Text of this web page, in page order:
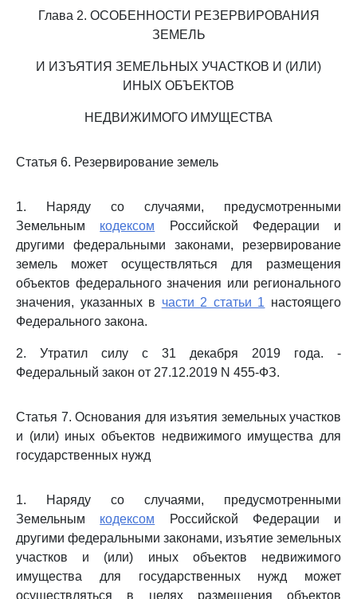
Глава 2. ОСОБЕННОСТИ РЕЗЕРВИРОВАНИЯ
ЗЕМЕЛЬ
И ИЗЪЯТИЯ ЗЕМЕЛЬНЫХ УЧАСТКОВ И (ИЛИ)
ИНЫХ ОБЪЕКТОВ
НЕДВИЖИМОГО ИМУЩЕСТВА
Статья 6. Резервирование земель
1. Наряду со случаями, предусмотренными
Земельным кодексом Российской Федерации и
другими федеральными законами, резервирование
земель может осуществляться для размещения
объектов федерального значения или регионального
значения, указанных в части 2 статьи 1 настоящего
Федерального закона.
2. Утратил силу с 31 декабря 2019 года. -
Федеральный закон от 27.12.2019 N 455-ФЗ.
Статья 7. Основания для изъятия земельных участков
и (или) иных объектов недвижимого имущества для
государственных нужд
1. Наряду со случаями, предусмотренными
Земельным кодексом Российской Федерации и
другими федеральными законами, изъятие земельных
участков и (или) иных объектов недвижимого
имущества для государственных нужд может
осуществляться в целях размещения объектов